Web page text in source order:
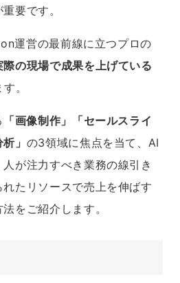
要です。
運営の最前線に立つプロの
際の現場で成果を上げている
。
「画像制作」「セールスライ
」 の3領域に焦点を当て、AI
が注力すべき業務の線引き
たリソースで売上を伸ばす
をご紹介します。